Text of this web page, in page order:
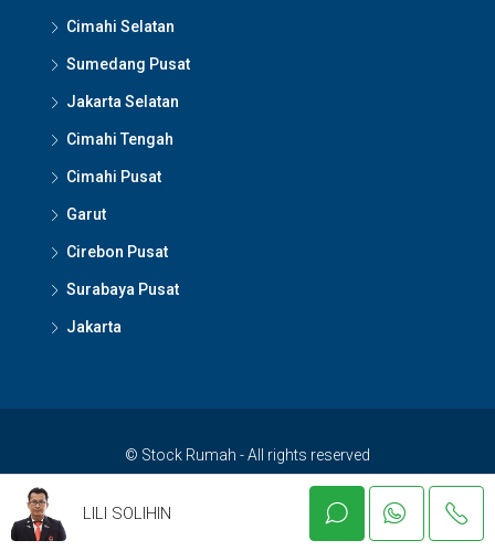
Cimahi Selatan
Sumedang Pusat
Jakarta Selatan
Cimahi Tengah
Cimahi Pusat
Garut
Cirebon Pusat
Surabaya Pusat
Jakarta
© Stock Rumah - All rights reserved
LILI SOLIHIN